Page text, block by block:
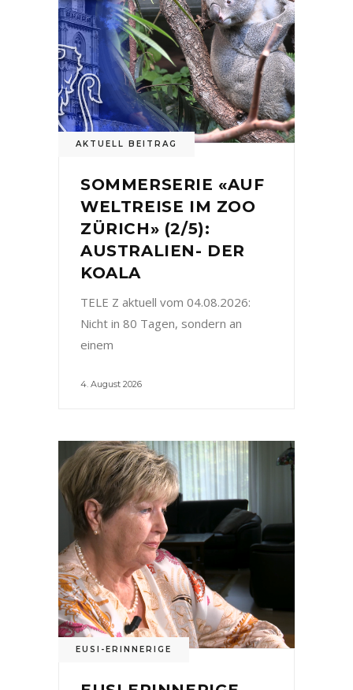
AKTUELL BEITRAG
SOMMERSERIE «AUF
WELTREISE IM ZOO
ZÜRICH» (2/5):
AUSTRALIEN- DER
KOALA
TELE Z aktuell vom 04.08.2026:
Nicht in 80 Tagen, sondern an
einem
4. August 2026
EUSI-ERINNERIGE